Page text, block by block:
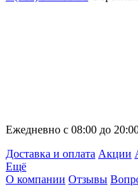
Ежедневно с 08:00 до
Доставка и оплата Акции
Ещё
О компании Отзывы